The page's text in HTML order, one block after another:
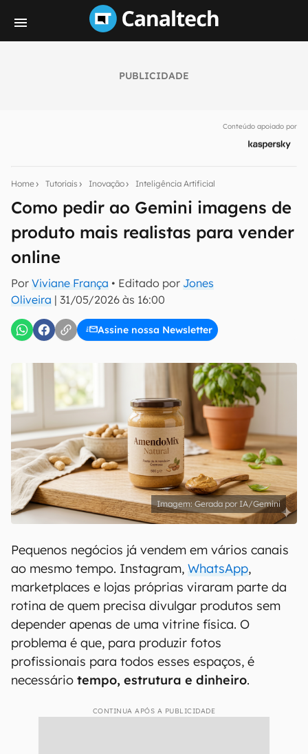
PUBLICIDADE
Conteúdo apoiado por
Home Tutoriais Inovação Inteligência Artificial
Como pedir ao Gemini imagens de
produto mais realistas para vender
online
Por Viviane França • Editado por Jones
Oliveira | 31/05/2026 às 16:00
Assine nossa Newsletter
notícias e reviews sobre tecnologia em primeira
inscreva-se
Uso e Política de Privacidade do Canaltech.
Gerada por IA/Gemini
Pequenos negócios já vendem em vários canais
ao mesmo tempo. Instagram, WhatsApp,
marketplaces e lojas próprias viraram parte da
rotina de quem precisa divulgar produtos sem
depender apenas de uma vitrine física. O
problema é que, para produzir fotos
profissionais para todos esses espaços, é
necessário tempo, estrutura e dinheiro.
CONTINUA APÓS A PUBLICIDADE